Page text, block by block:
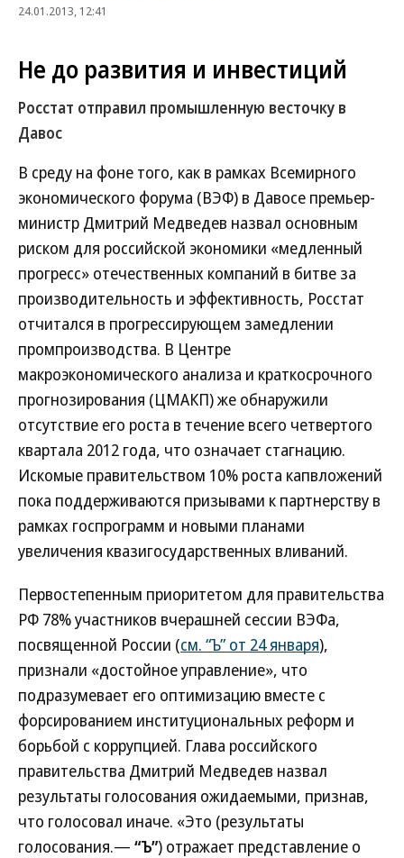
24.01.2013, 12:41
Не до развития и инвестиций
Росстат отправил промышленную весточку в
Давос
В среду на фоне того, как в рамках Всемирного
экономического форума (ВЭФ) в Давосе премьер-
министр Дмитрий Медведев назвал основным
риском для российской экономики «медленный
прогресс» отечественных компаний в битве за
производительность и эффективность, Росстат
отчитался в прогрессирующем замедлении
промпроизводства. В Центре
макроэкономического анализа и краткосрочного
прогнозирования (ЦМАКП) же обнаружили
отсутствие его роста в течение всего четвертого
квартала 2012 года, что означает стагнацию.
Искомые правительством 10% роста капвложений
пока поддерживаются призывами к партнерству в
рамках госпрограмм и новыми планами
увеличения квазигосударственных вливаний.
Первостепенным приоритетом для правительства
РФ 78% участников вчерашней сессии ВЭФа,
посвященной России (см. “Ъ” от 24 января),
признали «достойное управление», что
подразумевает его оптимизацию вместе с
форсированием институциональных реформ и
борьбой с коррупцией. Глава российского
правительства Дмитрий Медведев назвал
результаты голосования ожидаемыми, признав,
что голосовал иначе. «Это (результаты
голосования.— “Ъ”) отражает представление о